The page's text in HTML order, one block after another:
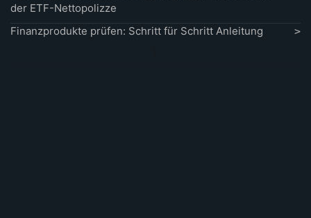
der ETF-Nettopolizze
Finanzprodukte prüfen: Schritt für Schritt Anleitung